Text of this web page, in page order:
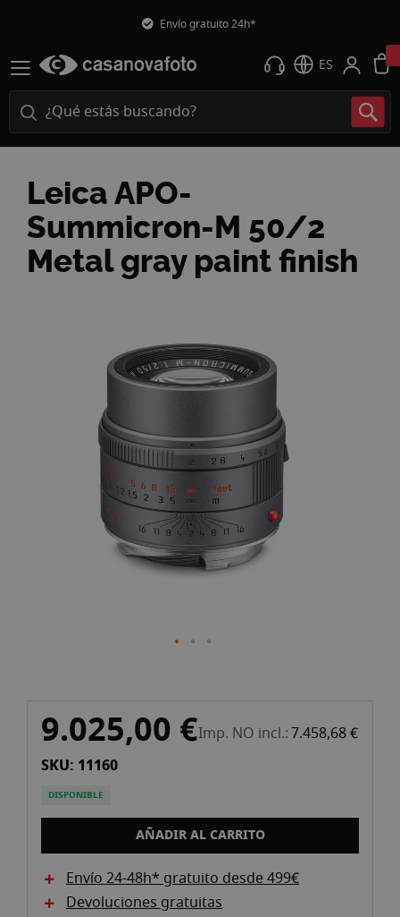
Envío gratuito 24h*
ES
Leica APO-
Summicron-M 50/2
Metal gray paint finish
de
galería
9.025,00 €Imp. NO incl. 7.458,68 €
SKU: 11160
DISPONIBLE
AÑADIR AL CARRITO
Envío 24-48h* gratuito desde 499€
Devoluciones gratuitas